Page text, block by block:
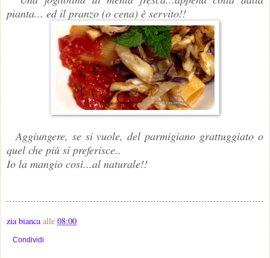
pianta... ed il pranzo (o cena) è servito!!
Aggiungere, se si vuole, del parmigiano grattuggiato o
quel che più si preferisce..
Io la mangio così...al naturale!!
zia bianca alle 08:00
Condividi